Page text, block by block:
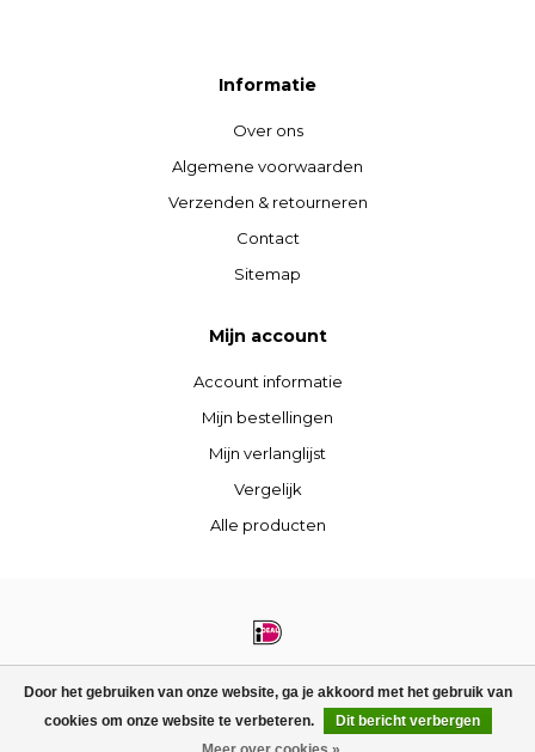
Door het gebruiken van onze website, ga je akkoord met het gebruik van
cookies om onze website te verbeteren.
Dit bericht verbergen
Informatie
Over ons
Algemene voorwaarden
Verzenden & retourneren
Contact
Sitemap
Mijn account
Account informatie
Mijn bestellingen
Mijn verlanglijst
Vergelijk
Alle producten
© Copyright 2026 STIJLdepartment - Powered byLightspeed- Theme by
Dyvelopment
FILTERS